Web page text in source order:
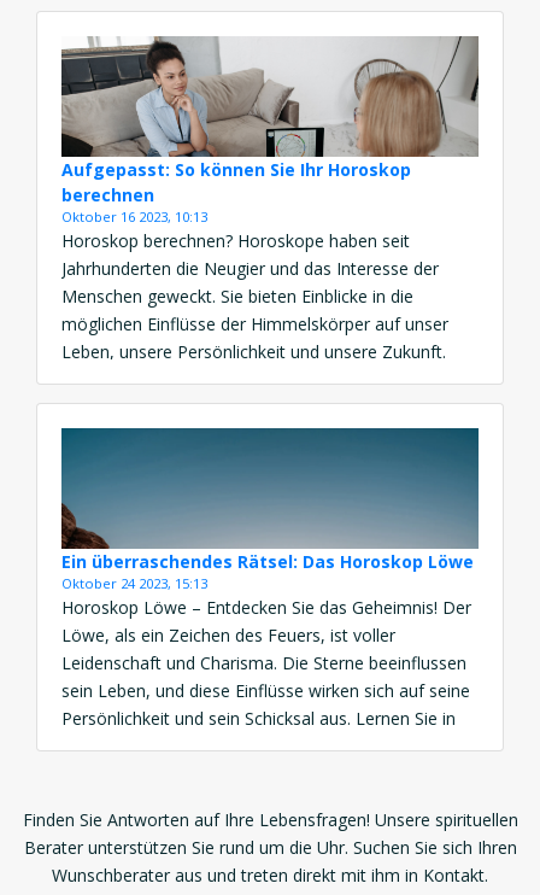
Bedeutung und den Einfluss der rückläufigen Venus
auf unser Leben erfahren, insbesondere in Bezug auf
Aufgepasst: So können Sie Ihr Horoskop
berechnen
Oktober 16 2023, 10:13
Horoskop berechnen? Horoskope haben seit
Jahrhunderten die Neugier und das Interesse der
Menschen geweckt. Sie bieten Einblicke in die
möglichen Einflüsse der Himmelskörper auf unser
Leben, unsere Persönlichkeit und unsere Zukunft.
Diese faszinierende Praxis, die auf der Astrologie
basiert, hat eine immense Beliebtheit erlangt, und
Millionen von Menschen weltweit suchen nach
Ein überraschendes Rätsel: Das Horoskop Löwe
Oktober 24 2023, 15:13
Horoskop Löwe – Entdecken Sie das Geheimnis! Der
Löwe, als ein Zeichen des Feuers, ist voller
Leidenschaft und Charisma. Die Sterne beeinflussen
sein Leben, und diese Einflüsse wirken sich auf seine
Persönlichkeit und sein Schicksal aus. Lernen Sie in
diesem Artikel die Grundlagen des Löwen-
Finden Sie Antworten auf Ihre Lebensfragen! Unsere spirituellen
Berater unterstützen Sie rund um die Uhr. Suchen Sie sich Ihren
Wunschberater aus und treten direkt mit ihm in Kontakt.